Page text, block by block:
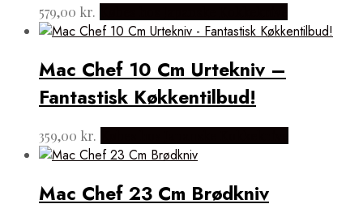
579,00 kr.
Mac Chef 10 Cm Urtekniv –
Fantastisk Køkkentilbud!
359,00 kr.
Mac Chef 23 Cm Brødkniv